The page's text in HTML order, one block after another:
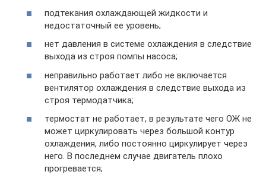
подтекания охлаждающей жидкости и
недостаточный ее уровень;
нет давления в системе охлаждения в следствие
выхода из строя помпы насоса;
неправильно работает либо не включается
вентилятор охлаждения в следствие выхода из
строя термодатчика;
термостат не работает, в результате чего ОЖ не
может циркулировать через большой контур
охлаждения, либо постоянно циркулирует через
него. В последнем случае двигатель плохо
прогревается;